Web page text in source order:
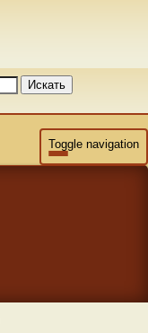
Искать
Toggle navigation